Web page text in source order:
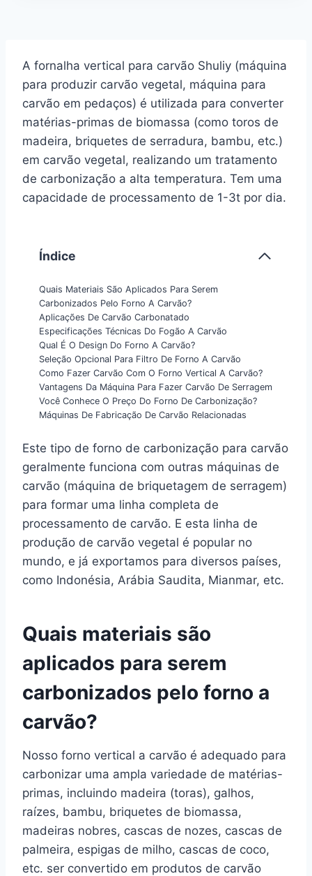
A fornalha vertical para carvão Shuliy (máquina
para produzir carvão vegetal, máquina para
carvão em pedaços) é utilizada para converter
matérias-primas de biomassa (como toros de
madeira, briquetes de serradura, bambu, etc.)
em carvão vegetal, realizando um tratamento
de carbonização a alta temperatura. Tem uma
capacidade de processamento de 1-3t por dia.
Índice
Quais Materiais São Aplicados Para Serem
Carbonizados Pelo Forno A Carvão?
Aplicações De Carvão Carbonatado
Especificações Técnicas Do Fogão A Carvão
Qual É O Design Do Forno A Carvão?
Seleção Opcional Para Filtro De Forno A Carvão
Como Fazer Carvão Com O Forno Vertical A Carvão?
Vantagens Da Máquina Para Fazer Carvão De Serragem
Você Conhece O Preço Do Forno De Carbonização?
Máquinas De Fabricação De Carvão Relacionadas
Este tipo de forno de carbonização para carvão
geralmente funciona com outras máquinas de
carvão (máquina de briquetagem de serragem)
para formar uma linha completa de
processamento de carvão. E esta linha de
produção de carvão vegetal é popular no
mundo, e já exportamos para diversos países,
como Indonésia, Arábia Saudita, Mianmar, etc.
Quais materiais são
aplicados para serem
carbonizados pelo forno a
carvão?
Nosso forno vertical a carvão é adequado para
carbonizar uma ampla variedade de matérias-
primas, incluindo madeira (toras), galhos,
raízes, bambu, briquetes de biomassa,
madeiras nobres, cascas de nozes, cascas de
palmeira, espigas de milho, cascas de coco,
etc. ser convertido em produtos de carvão